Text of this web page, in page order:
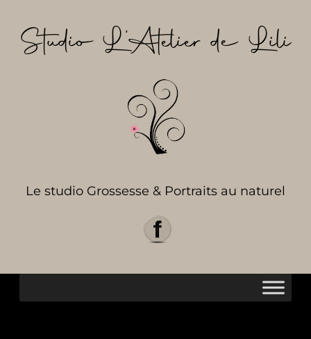
contenu
Studio L’Atelier de Lili
Le studio Grossesse & Portraits au naturel